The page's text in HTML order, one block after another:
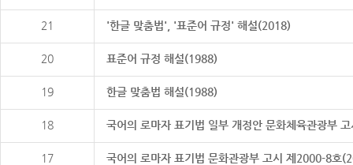
21 '한글 맞춤법', '표준어 규정' 해설(2018)
20 표준어 규정 해설(1988)
19 한글 맞춤법 해설(1988)
18 국어의 로마자 표기법 일부 개정안 문화체육관광부
17 국어의 로마자 표기법 문화관광부 고시 제2000-8호